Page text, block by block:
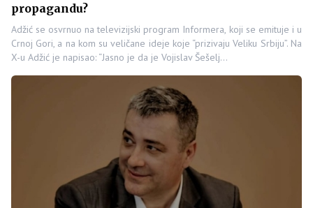
propagandu?
Adžić se osvrnuo na televizijski program Informera, koji se emituje i u
Crnoj Gori, a na kom su veličane ideje koje “prizivaju Veliku Srbiju”. Na
X-u Adžić je napisao: “Jasno je da je Vojislav Šešelj…